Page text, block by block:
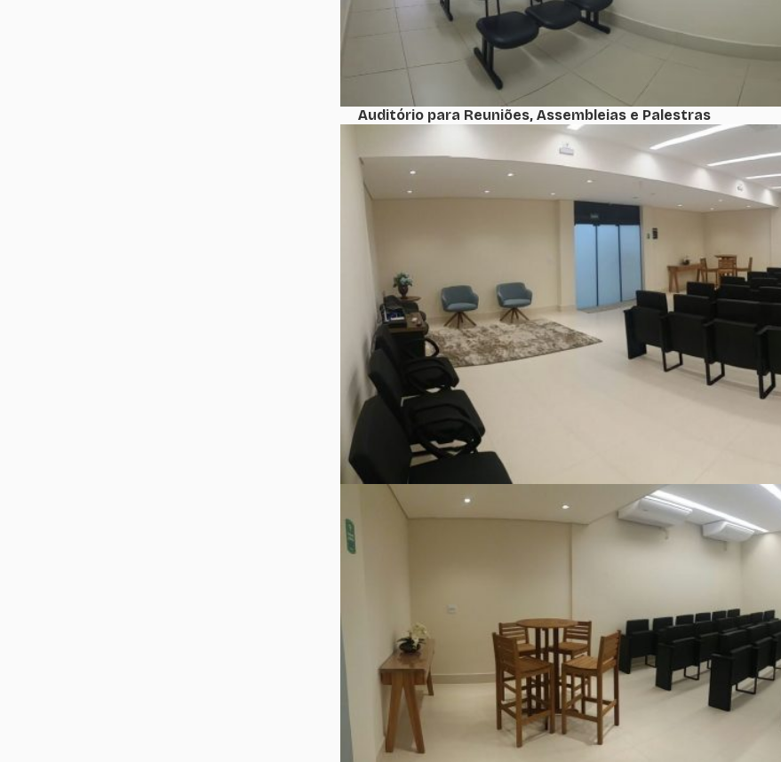
Auditório para Reuniões, Assembleias e Palestras